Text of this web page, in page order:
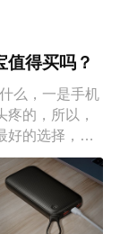
值得买吗？
么，一是手机
的，所以，
好的选择，它